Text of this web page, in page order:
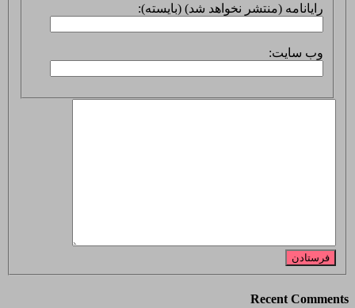
رایانامه (منتشر نخواهد شد) (بایسته):
وب سایت:
فرستادن
Recent Comments